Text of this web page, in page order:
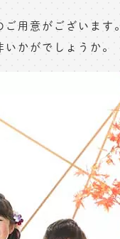
用意がございます。
かがでしょうか。